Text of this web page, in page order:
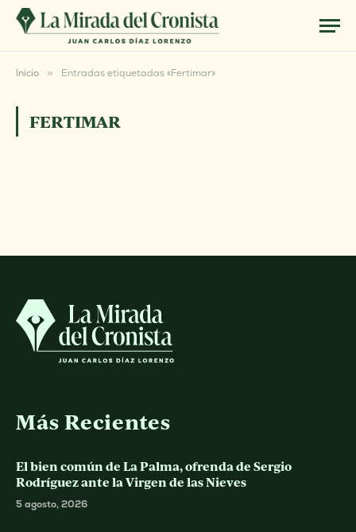
Inicio » Entradas etiquetadas «Fertimar»
FERTIMAR
Más Recientes
El bien común de La Palma, ofrenda de Sergio
Rodríguez ante la Virgen de las Nieves
5 agosto, 2026